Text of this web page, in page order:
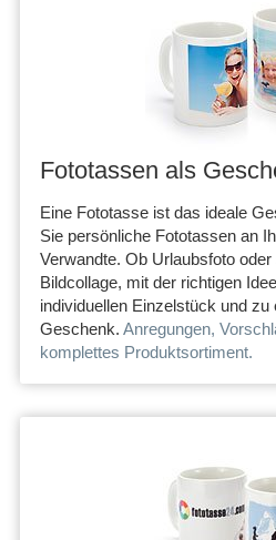
Fototassen als
Eine Fototasse ist das ideale
Sie persönliche Fototassen an
Verwandte. Ob Urlaubsfoto
Bildcollage, mit der richtigen
individuellen Einzelstück und zu
Geschenk. Anregungen,
komplettes Produktsortiment.